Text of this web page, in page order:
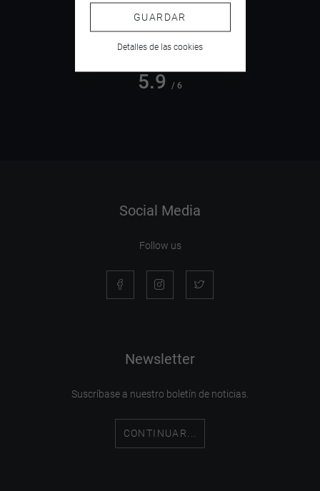
5.9 / 6
Social Media
Follow us
Newsletter
Suscríbase a nuestro boletín de noticias.
CONTINUAR...
GUARDAR
Detalles de las cookies